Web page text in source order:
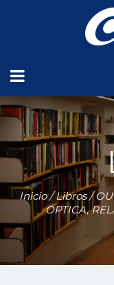
Inicio/Libros/
OPTICA,